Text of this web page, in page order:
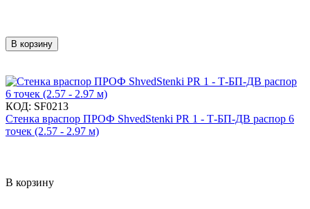
В корзину
КОД: SF0213
Стенка враспор ПРОФ ShvedStenki PR 1 - Т-БП-ДВ распор 6
точек (2.57 - 2.97 м)
В корзину